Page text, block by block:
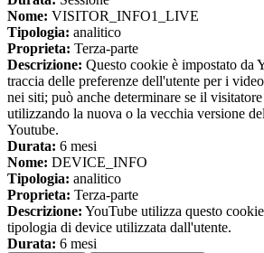
Nome: VISITOR_INFO1_LIVE
Tipologia: analitico
Proprieta: Terza-parte
Descrizione: Questo cookie è impostato da
traccia delle preferenze dell'utente per i
nei siti; può anche determinare se il
utilizzando la nuova o la vecchia versione
Youtube.
Durata: 6 mesi
Nome: DEVICE_INFO
Tipologia: analitico
Proprieta: Terza-parte
Descrizione: YouTube utilizza questo
tipologia di device utilizzata dall'utente.
Durata: 6 mesi